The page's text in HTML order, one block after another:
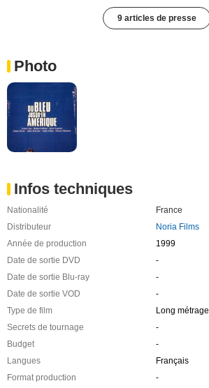
9 articles de presse
Photo
Infos techniques
Nationalité
France
Distributeur
Noria Films
Année de production
1999
Date de sortie DVD
-
Date de sortie Blu-ray
-
Date de sortie VOD
-
Type de film
Long métrage
Secrets de tournage
-
Budget
-
Langues
Français
Format production
-